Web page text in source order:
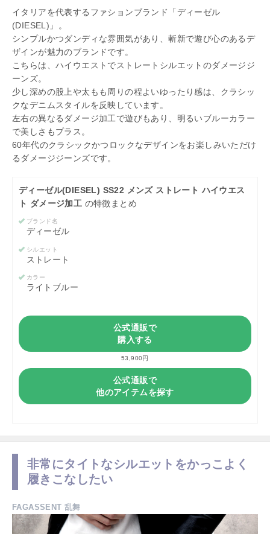
イタリアを代表するファションブランド「ディーゼル
(DIESEL)」。
シンプルかつダンディな雰囲気があり、斬新で遊び心のあるデ
ザインが魅力のブランドです。
こちらは、ハイウエストでストレートシルエットのダメージジ
ーンズ。
少し深めの股上や太もも周りの程よいゆったり感は、クラシッ
クなデニムスタイルを反映しています。
左右の異なるダメージ加工で遊びもあり、明るいブルーカラー
で美しさもプラス。
60年代のクラシックかつロックなデザインをお楽しみいただけ
るダメージジーンズです。
ディーゼル(DIESEL) SS22 メンズ ストレート ハイウエス
ト ダメージ加工 の特徴まとめ
ブランド名
ディーゼル
シルエット
ストレート
カラー
ライトブルー
公式通販で
購入する
53,900円
公式通販で
他のアイテムを探す
非常にタイトなシルエットをかっこよく
履きこなしたい
FAGASSENT 乱舞